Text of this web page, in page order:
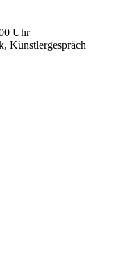
Uhr
Künstlergespräch